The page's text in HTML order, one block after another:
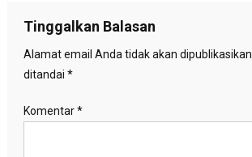
Tinggalkan Balasan
Alamat email Anda tidak akan dipublikasikan.
ditandai *
Komentar*